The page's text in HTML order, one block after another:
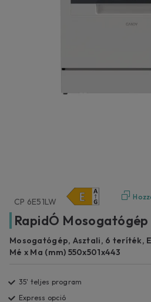
CP 6E51LW
RapidÓ Mosogatógép
Mosogatógép, Asztali, 6 teríték,
Mé x Ma (mm) 550x501x443
35' teljes program
Express opció